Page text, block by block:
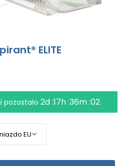
ELITE
pozostało2d :17h :36m :01